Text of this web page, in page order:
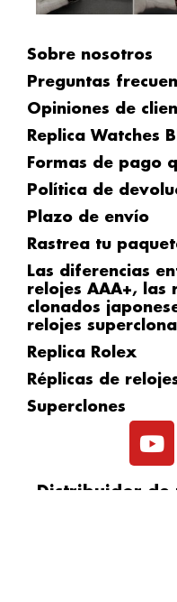
Sobre nosotros
Preguntas
Opiniones de
Replica Watches
Formas de pago
Política de
Plazo de envío
Rastrea tu
Las diferencias
relojes AAA+, las
clonados
relojes
Replica Rolex
Réplicas de
Superclones
Y
o
u
t
Distribuidor de